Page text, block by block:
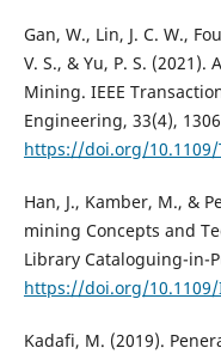
Gan, W., Lin, J. C. W.,
V. S., & Yu, P. S.
Mining. IEEE
Engineering, 33(4),
https://doi.org/10.1109/
Han, J., Kamber, M., &
mining Concepts and
Library Cataloguing-in-
https://doi.org/10.1109/
Kadafi, M. (2019).